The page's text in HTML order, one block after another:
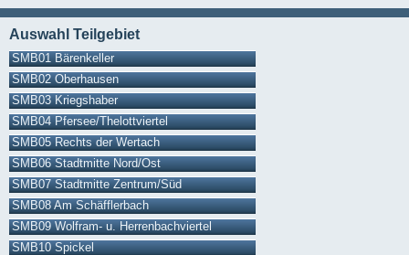
Auswahl Teilgebiet
SMB01 Bärenkeller
SMB02 Oberhausen
SMB03 Kriegshaber
SMB04 Pfersee/Thelottviertel
SMB05 Rechts der Wertach
SMB06 Stadtmitte Nord/Ost
SMB07 Stadtmitte Zentrum/Süd
SMB08 Am Schäfflerbach
SMB09 Wolfram- u. Herrenbachviertel
SMB10 Spickel